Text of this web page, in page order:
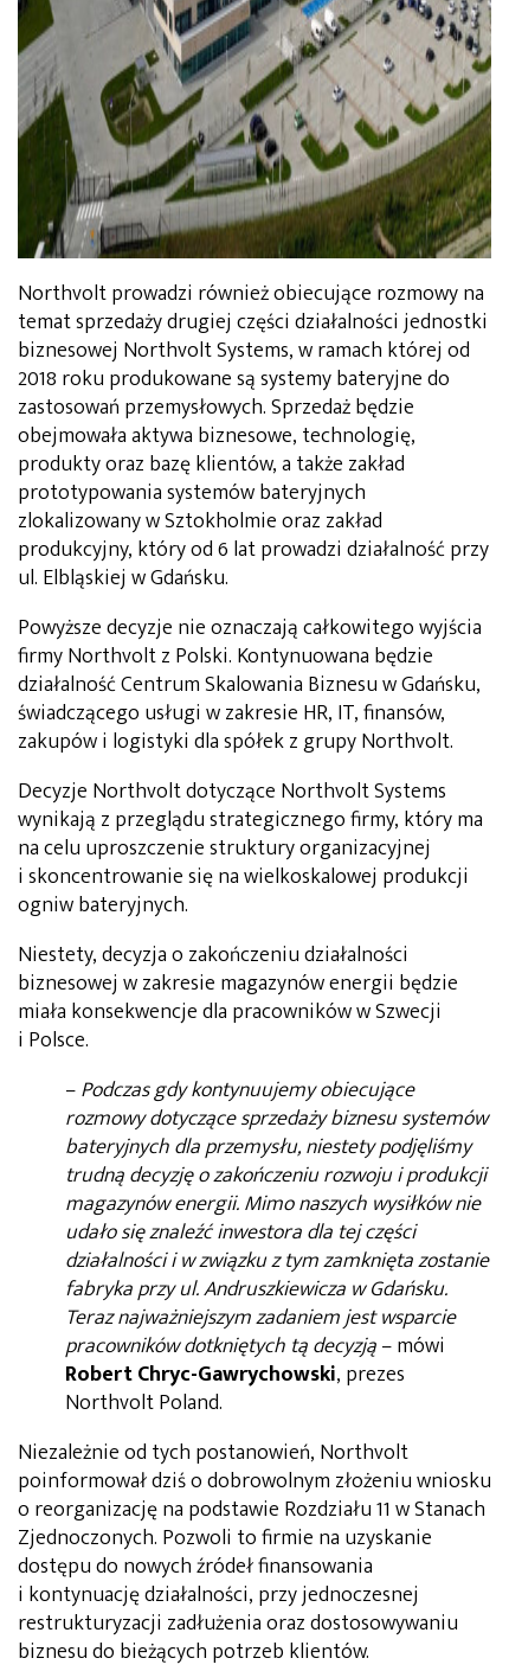
Northvolt prowadzi również obiecujące rozmowy na
temat sprzedaży drugiej części działalności jednostki
biznesowej Northvolt Systems, w ramach której od
2018 roku produkowane są systemy bateryjne do
zastosowań przemysłowych. Sprzedaż będzie
obejmowała aktywa biznesowe, technologię,
produkty oraz bazę klientów, a także zakład
prototypowania systemów bateryjnych
zlokalizowany w Sztokholmie oraz zakład
produkcyjny, który od 6 lat prowadzi działalność przy
ul. Elbląskiej w Gdańsku.
Powyższe decyzje nie oznaczają całkowitego wyjścia
firmy Northvolt z Polski. Kontynuowana będzie
działalność Centrum Skalowania Biznesu w Gdańsku,
świadczącego usługi w zakresie HR, IT, finansów,
zakupów i logistyki dla spółek z grupy Northvolt.
Decyzje Northvolt dotyczące Northvolt Systems
wynikają z przeglądu strategicznego firmy, który ma
na celu uproszczenie struktury organizacyjnej
i skoncentrowanie się na wielkoskalowej produkcji
ogniw bateryjnych.
Niestety, decyzja o zakończeniu działalności
biznesowej w zakresie magazynów energii będzie
miała konsekwencje dla pracowników w Szwecji
i Polsce.
–Podczas gdy kontynuujemy obiecujące
rozmowy dotyczące sprzedaży biznesu systemów
bateryjnych dla przemysłu, niestety podjęliśmy
trudną decyzję o zakończeniu rozwoju i produkcji
magazynów energii. Mimo naszych wysiłków nie
udało się znaleźć inwestora dla tej części
działalności i w związku z tym zamknięta zostanie
fabryka przy ul. Andruszkiewicza w Gdańsku.
Teraz najważniejszym zadaniem jest wsparcie
pracowników dotkniętych tą decyzją– mówi
Robert Chryc-Gawrychowski, prezes
Northvolt Poland.
Niezależnie od tych postanowień, Northvolt
poinformował dziś o dobrowolnym złożeniu wniosku
o reorganizację na podstawie Rozdziału 11 w Stanach
Zjednoczonych. Pozwoli to firmie na uzyskanie
dostępu do nowych źródeł finansowania
i kontynuację działalności, przy jednoczesnej
restrukturyzacji zadłużenia oraz dostosowywaniu
biznesu do bieżących potrzeb klientów.